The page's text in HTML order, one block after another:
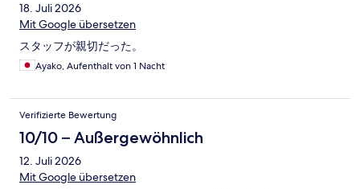
18. Juli 2026
Mit Google übersetzen
スタッフが親切だった。
Ayako, Aufenthalt von 1 Nacht
Verifizierte Bewertung
10/10 – Außergewöhnlich
12. Juli 2026
Mit Google übersetzen